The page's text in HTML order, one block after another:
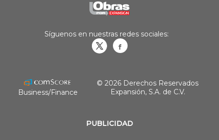
PUBLICIDAD
Síguenos en nuestras redes sociales:
Business/Finance
© 2026 Derechos Reservados
Expansión, S.A. de C.V.